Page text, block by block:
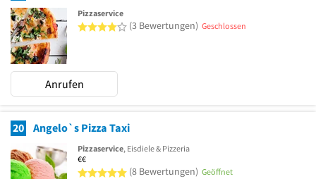
Pizzaservice
4 von 5 Sternen
(3 Bewertungen) Geschlossen
Anrufen
20 Angelo`s Pizza Taxi
Pizzaservice, Eisdiele & Pizzeria
€€
5 von 5 Sternen
(8 Bewertungen) Geöffnet